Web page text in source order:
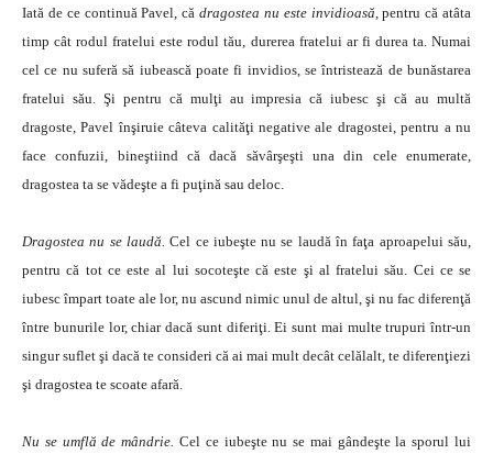
Iată de ce continuă Pavel, că dragostea nu este invidioasă, pentru că atâta
timp cât rodul fratelui este rodul tău, durerea fratelui ar fi durea ta. Numai
cel ce nu suferă să iubească poate fi invidios, se întristează de bunăstarea
fratelui său. Şi pentru că mulţi au impresia că iubesc şi că au multă
dragoste, Pavel înşiruie câteva calităţi negative ale dragostei, pentru a nu
face confuzii, bineştiind că dacă săvârşeşti una din cele enumerate,
dragostea ta se vădeşte a fi puţină sau deloc.
Dragostea nu se laudă. Cel ce iubeşte nu se laudă în faţa aproapelui său,
pentru că tot ce este al lui socoteşte că este şi al fratelui său. Cei ce se
iubesc împart toate ale lor, nu ascund nimic unul de altul, şi nu fac diferenţă
între bunurile lor, chiar dacă sunt diferiţi. Ei sunt mai multe trupuri într-un
singur suflet şi dacă te consideri că ai mai mult decât celălalt, te diferenţiezi
şi dragostea te scoate afară.
Nu se umflă de mândrie. Cel ce iubeşte nu se mai gândeşte la sporul lui